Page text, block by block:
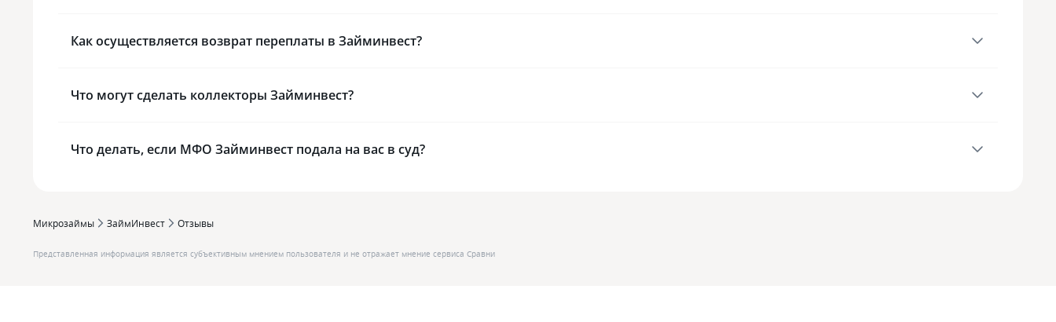
Как осуществляется возврат переплаты в Займинвест?
Что могут сделать коллекторы Займинвест?
Что делать, если МФО Займинвест подала на вас в суд?
Микрозаймы ЗаймИнвест Отзывы
Представленная информация является субъективным мнением пользователя и не отражает мнение сервиса Сравни